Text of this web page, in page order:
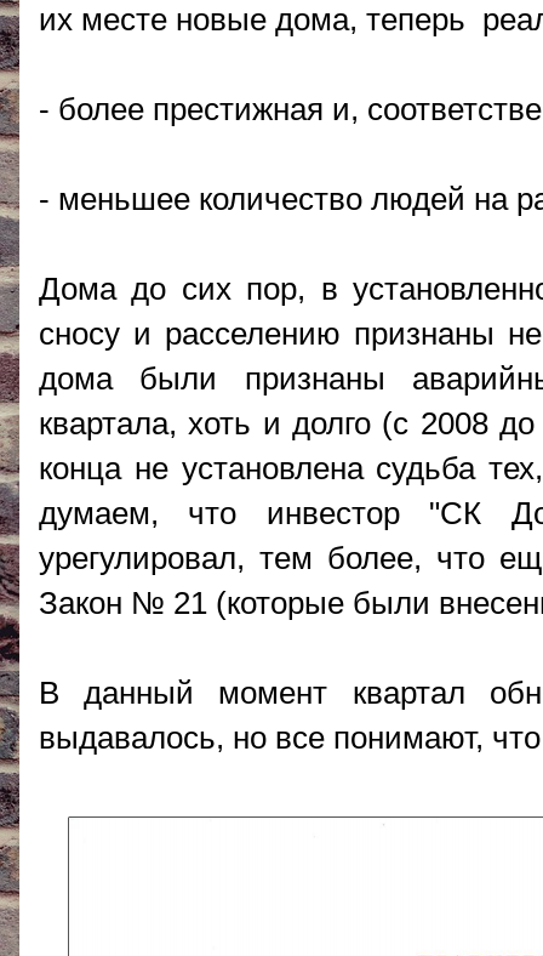
их месте новые дома, теперь
- более престижная и,
- меньшее количество людей на
Дома до сих пор, в
сносу и расселению признаны
дома были признаны
квартала, хоть и долго (с 2008
конца не установлена судьба
думаем, что инвестор "СК
урегулировал, тем более, что
Закон № 21 (которые были
В данный момент квартал
выдавалось, но все понимают,